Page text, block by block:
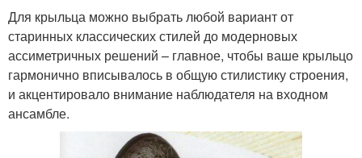
Для крыльца можно выбрать любой вариант от
старинных классических стилей до модерновых
ассиметричных решений – главное, чтобы ваше крыльцо
гармонично вписывалось в общую стилистику строения,
и акцентировало внимание наблюдателя на входном
ансамбле.